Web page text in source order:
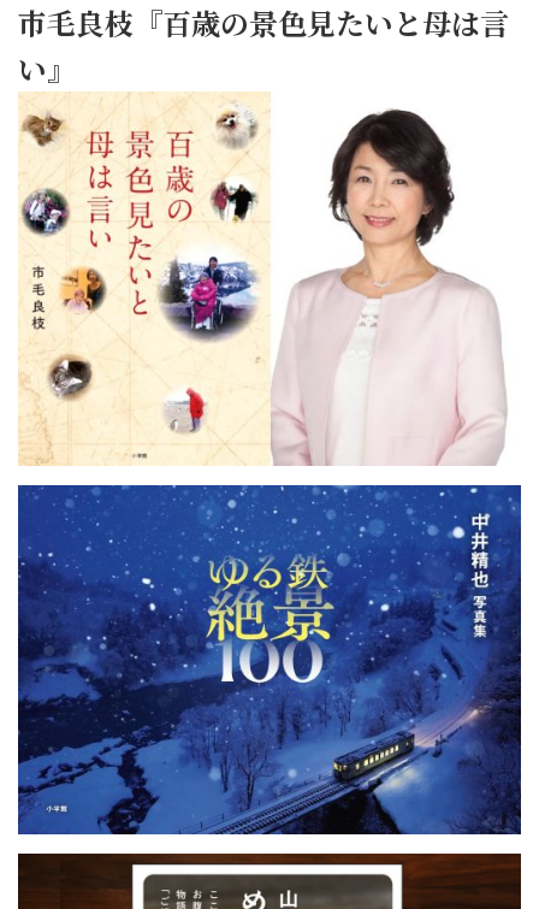
市毛良枝『百歳の景色見たいと母は言
い』